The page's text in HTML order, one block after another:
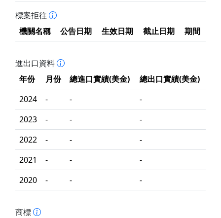
標案拒往
機關名稱
公告日期 生效日期 截止日期 期間
進出口資料
年份
月份 總進口實績(美金)
總出口實績(美金)
2024
- -
-
2023
- -
-
2022
- -
-
2021
- -
-
2020
- - -
商標